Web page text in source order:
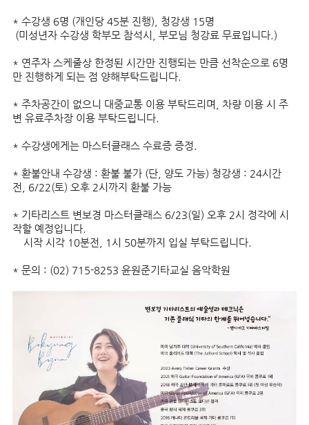
* 수강생 6명 (개인당 45분 진행), 청강생 15명
(미성년자 수강생 학부모 참석시, 부모님 청강료 무료입니다.)
* 연주자 스케줄상 한정된 시간만 진행되는 만큼 선착순으로 6명
만 진행하게 되는 점 양해부탁드립니다.
* 주차공간이 없으니 대중교통 이용 부탁드리며, 차량 이용 시 주
변 유료주차장 이용 부탁드립니다.
* 수강생에게는 마스터클래스 수료증 증정.
* 환불안내 수강생 : 환불 불가 (단, 양도 가능) 청강생 : 24시간
전, 6/22(토) 오후 2시까지 환불 가능
* 기타리스트 변보경 마스터클래스 6/23(일) 오후 2시 정각에 시
작할 예정입니다.
시작 시각 10분전, 1시 50분까지 입실 부탁드립니다.
* 문의 : (02) 715-8253 윤원준기타교실 음악학원